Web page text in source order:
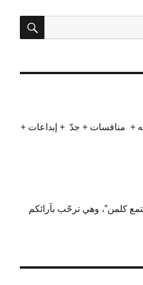
بحث
+ منافسات + جدّ + إبداعات +
كلمن”، وهي ترحّب بآرائكم